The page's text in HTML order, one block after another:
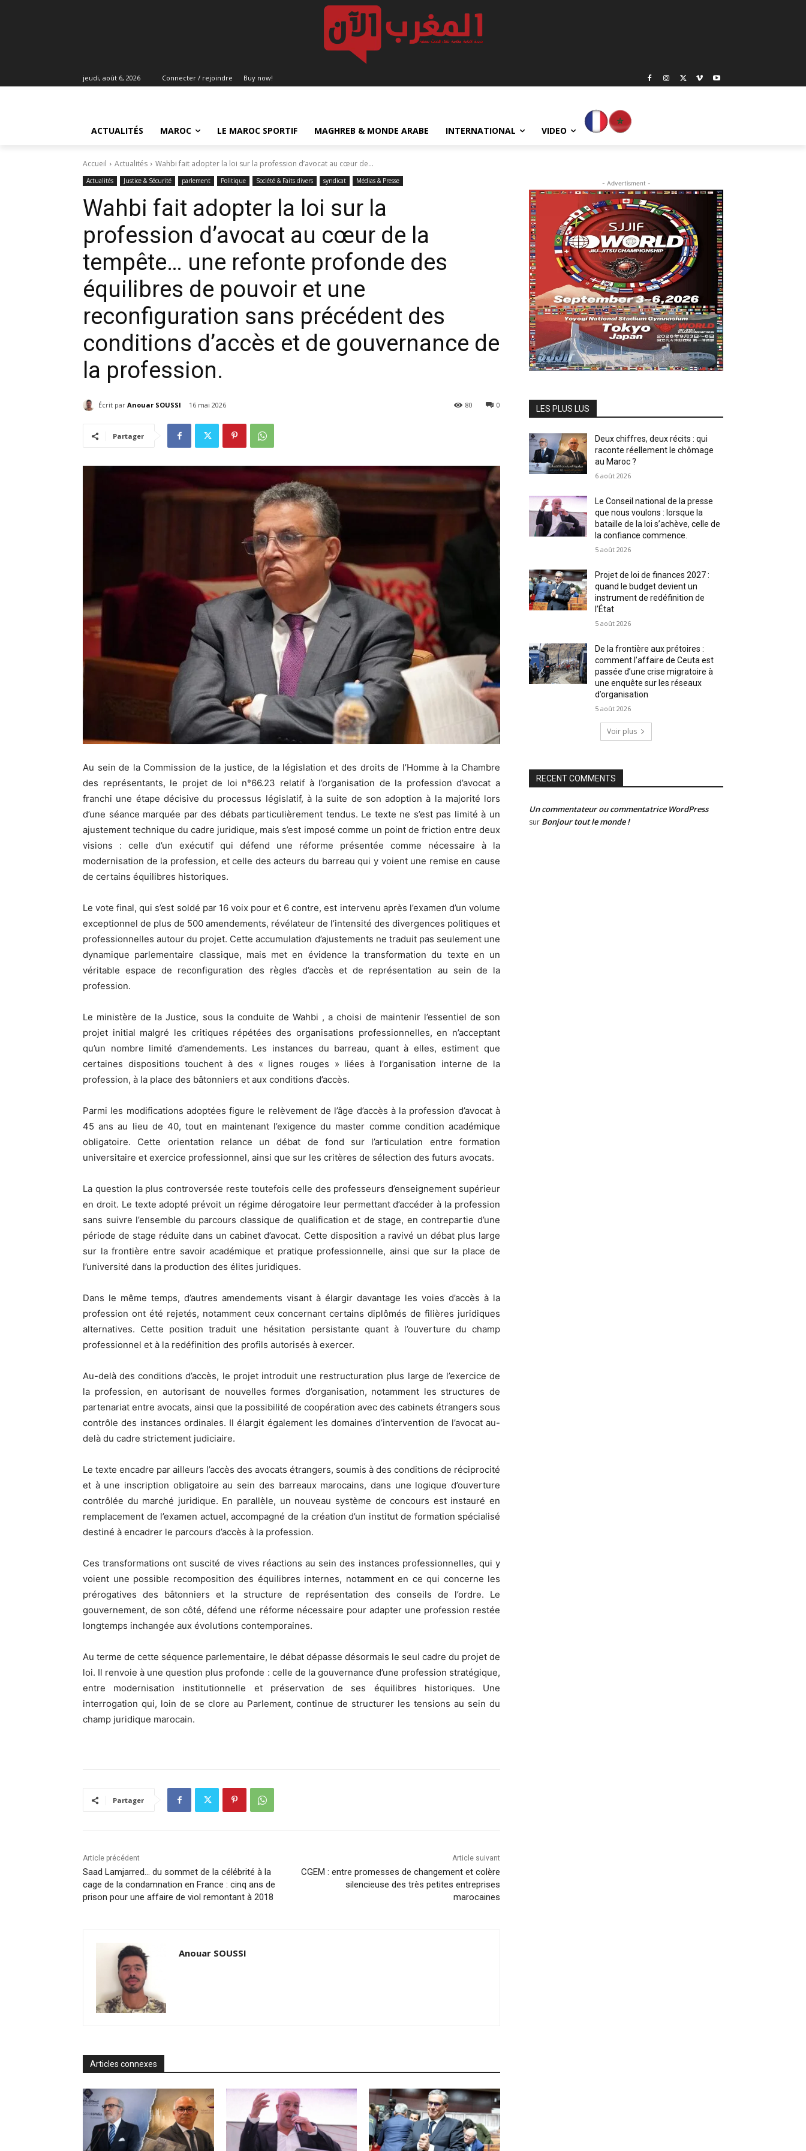
jeudi, août 6, 2026 Connecter / rejoindre Buy now!
ACTUALITÉS MAROC LE MAROC SPORTIF MAGHREB & MONDE ARABE INTERNATIONAL VIDEO
Accueil Actualités Wahbi fait adopter la loi sur la profession d’avocat au cœur de...
Actualités Justice & Sécurité parlement Politique Société & Faits divers syndicat Médias & Presse
Wahbi fait adopter la loi sur la
profession d’avocat au cœur de la
tempête… une refonte profonde des
équilibres de pouvoir et une
reconfiguration sans précédent des
conditions d’accès et de gouvernance de
la profession.
Écrit par Anouar SOUSSI 16 mai 2026 0
80
Partager
Au sein de la Commission de la justice, de la législation et des droits de l’Homme à la Chambre
des représentants, le projet de loi n°66.23 relatif à l’organisation de la profession d’avocat a
franchi une étape décisive du processus législatif, à la suite de son adoption à la majorité lors
d’une séance marquée par des débats particulièrement tendus. Le texte ne s’est pas limité à un
ajustement technique du cadre juridique, mais s’est imposé comme un point de friction entre deux
visions : celle d’un exécutif qui défend une réforme présentée comme nécessaire à la
modernisation de la profession, et celle des acteurs du barreau qui y voient une remise en cause
de certains équilibres historiques.
Le vote final, qui s’est soldé par 16 voix pour et 6 contre, est intervenu après l’examen d’un volume
exceptionnel de plus de 500 amendements, révélateur de l’intensité des divergences politiques et
professionnelles autour du projet. Cette accumulation d’ajustements ne traduit pas seulement une
dynamique parlementaire classique, mais met en évidence la transformation du texte en un
véritable espace de reconfiguration des règles d’accès et de représentation au sein de la
profession.
Le ministère de la Justice, sous la conduite de Wahbi , a choisi de maintenir l’essentiel de son
projet initial malgré les critiques répétées des organisations professionnelles, en n’acceptant
qu’un nombre limité d’amendements. Les instances du barreau, quant à elles, estiment que
certaines dispositions touchent à des « lignes rouges » liées à l’organisation interne de la
profession, à la place des bâtonniers et aux conditions d’accès.
Parmi les modifications adoptées figure le relèvement de l’âge d’accès à la profession d’avocat à
45 ans au lieu de 40, tout en maintenant l’exigence du master comme condition académique
obligatoire. Cette orientation relance un débat de fond sur l’articulation entre formation
universitaire et exercice professionnel, ainsi que sur les critères de sélection des futurs avocats.
La question la plus controversée reste toutefois celle des professeurs d’enseignement supérieur
en droit. Le texte adopté prévoit un régime dérogatoire leur permettant d’accéder à la profession
sans suivre l’ensemble du parcours classique de qualification et de stage, en contrepartie d’une
période de stage réduite dans un cabinet d’avocat. Cette disposition a ravivé un débat plus large
sur la frontière entre savoir académique et pratique professionnelle, ainsi que sur la place de
l’université dans la production des élites juridiques.
Dans le même temps, d’autres amendements visant à élargir davantage les voies d’accès à la
profession ont été rejetés, notamment ceux concernant certains diplômés de filières juridiques
alternatives. Cette position traduit une hésitation persistante quant à l’ouverture du champ
professionnel et à la redéfinition des profils autorisés à exercer.
Au-delà des conditions d’accès, le projet introduit une restructuration plus large de l’exercice de
la profession, en autorisant de nouvelles formes d’organisation, notamment les structures de
partenariat entre avocats, ainsi que la possibilité de coopération avec des cabinets étrangers sous
contrôle des instances ordinales. Il élargit également les domaines d’intervention de l’avocat au-
delà du cadre strictement judiciaire.
Le texte encadre par ailleurs l’accès des avocats étrangers, soumis à des conditions de réciprocité
et à une inscription obligatoire au sein des barreaux marocains, dans une logique d’ouverture
contrôlée du marché juridique. En parallèle, un nouveau système de concours est instauré en
remplacement de l’examen actuel, accompagné de la création d’un institut de formation spécialisé
destiné à encadrer le parcours d’accès à la profession.
Ces transformations ont suscité de vives réactions au sein des instances professionnelles, qui y
voient une possible recomposition des équilibres internes, notamment en ce qui concerne les
prérogatives des bâtonniers et la structure de représentation des conseils de l’ordre. Le
gouvernement, de son côté, défend une réforme nécessaire pour adapter une profession restée
longtemps inchangée aux évolutions contemporaines.
Au terme de cette séquence parlementaire, le débat dépasse désormais le seul cadre du projet de
loi. Il renvoie à une question plus profonde : celle de la gouvernance d’une profession stratégique,
entre modernisation institutionnelle et préservation de ses équilibres historiques. Une
interrogation qui, loin de se clore au Parlement, continue de structurer les tensions au sein du
champ juridique marocain.
Partager
Article précédent
Saad Lamjarred… du sommet de la célébrité à la
cage de la condamnation en France : cinq ans de
prison pour une affaire de viol remontant à 2018
Article suivant
CGEM : entre promesses de changement et colère
silencieuse des très petites entreprises
marocaines
Anouar SOUSSI
Articles connexes
- Advertisment -
LES PLUS LUS
Deux chiffres, deux récits : qui
raconte réellement le chômage
au Maroc ?
6 août 2026
Le Conseil national de la presse
que nous voulons : lorsque la
bataille de la loi s’achève, celle de
la confiance commence.
5 août 2026
Projet de loi de finances 2027 :
quand le budget devient un
instrument de redéfinition de
l’État
5 août 2026
De la frontière aux prétoires :
comment l’affaire de Ceuta est
passée d’une crise migratoire à
une enquête sur les réseaux
d’organisation
5 août 2026
Voir plus
RECENT COMMENTS
Un commentateur ou commentatrice WordPress
sur Bonjour tout le monde !